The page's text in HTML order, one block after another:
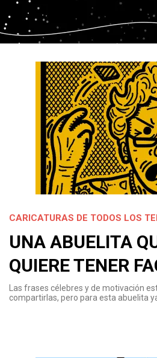
CARICATURAS DE TODOS LOS
UNA ABUELITA
QUIERE TENER
Las frases célebres y de motivación
compartirlas, pero para esta abuelita